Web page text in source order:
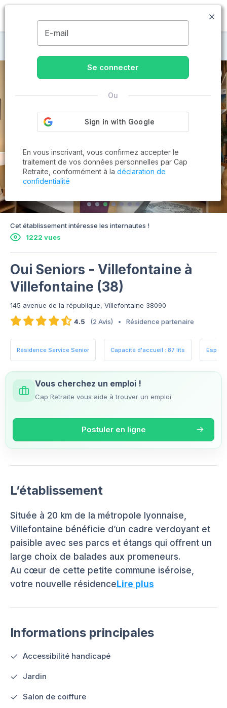
MENU
Maisons de retraite à Villefontaine
Cet établissement intéresse les internautes !
1222 vues
Oui Seniors - Villefontaine à
Villefontaine (38)
145 avenue de la république, Villefontaine 38090
4.5
(2 Avis) • Résidence partenaire
Résidence Service Senior Capacité d'accueil : 87 lits
Vous cherchez un emploi !
Cap Retraite vous aide à trouver un emploi
Postuler en ligne
L’établissement
Située à 20 km de la métropole lyonnaise,
Villefontaine bénéficie d’un cadre verdoyant et
paisible avec ses parcs et étangs qui offrent un
large choix de balades aux promeneurs.
Au cœur de cette petite commune iséroise,
votre nouvelle résidenceLire plus
Informations principales
Accessibilité handicapé
Jardin
Salon de coiffure
E-mail
Se connecter
Ou
En vous inscrivant, vous confirmez accepter le
traitement de vos données personnelles par Cap
Retraite, conformément à la déclaration de
confidentialité